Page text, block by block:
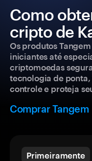
Como
cripto de
Os produtos
iniciantes até
criptomoedas
tecnologia de
controle e proteja
Comprar Tangem
Primeiramente